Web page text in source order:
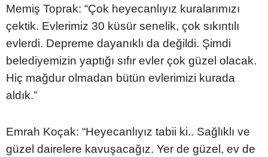
Memiş Toprak: “Çok heyecanlıyız kuralarımızı
çektik. Evlerimiz 30 küsür senelik, çok sıkıntılı
evlerdi. Depreme dayanıklı da değildi. Şimdi
belediyemizin yaptığı sıfır evler çok güzel olacak.
Hiç mağdur olmadan bütün evlerimizi kurada
aldık.”
Emrah Koçak: “Heyecanlıyız tabii ki.. Sağlıklı ve
güzel dairelere kavuşacağız. Yer de güzel, ev de